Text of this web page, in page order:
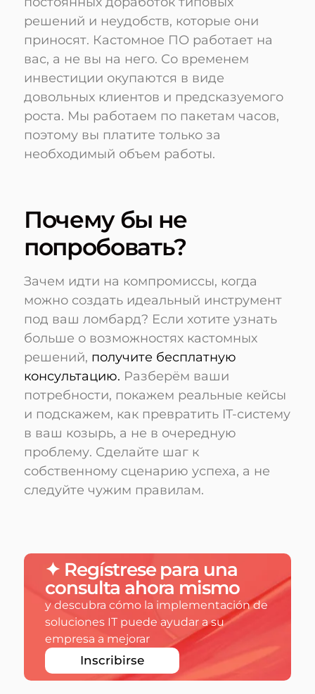
решений и неудобств, которые они
приносят. Кастомное ПО работает на
вас, а не вы на него. Со временем
инвестиции окупаются в виде
довольных клиентов и предсказуемого
роста. Мы работаем по пакетам часов,
поэтому вы платите только за
необходимый объем работы.
Почему бы не
попробовать?
Зачем идти на компромиссы, когда
можно создать идеальный инструмент
под ваш ломбард? Если хотите узнать
больше о возможностях кастомных
решений, получите бесплатную
консультацию. Разберём ваши
потребности, покажем реальные кейсы
и подскажем, как превратить IT-систему
в ваш козырь, а не в очередную
проблему. Сделайте шаг к
собственному сценарию успеха, а не
следуйте чужим правилам.
✦ Regístrese para una
consulta ahora mismo
y descubra cómo la implementación de
soluciones IT puede ayudar a su
empresa a mejorar
Inscribirse